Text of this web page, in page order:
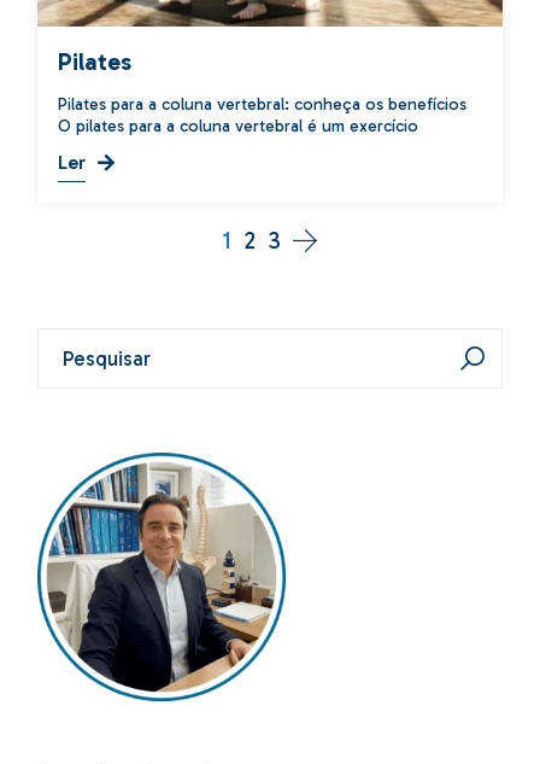
Pilates
Pilates para a coluna vertebral: conheça os benefícios
O pilates para a coluna vertebral é um exercício
Ler
1 2 3